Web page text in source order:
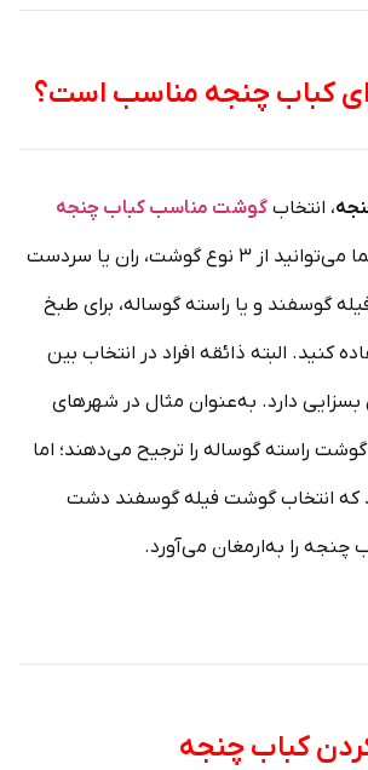
کباب چنجه مناسب است؟
، انتخاب گوشت مناسب کباب چنجه
بسیار مهم است. شما می‌توانید از ۳ نوع گوشت، ران یا سردست
گوسفند و یا راسته گوساله، برای طبخ
کنید. البته ذائقه افراد در انتخاب بین
دارد. به‌عنوان مثال در شهرهای
راسته گوساله را ترجیح می‌دهند؛ اما
که انتخاب گوشت فیله گوسفند دشت
چنجه را به‌ارمغان می‌آورد.
کباب چنجه